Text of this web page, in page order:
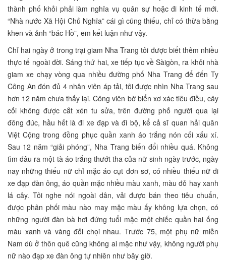
thành phố khỏi phải làm nghĩa vụ quân sự hoặc đi kinh tế mới.
“Nhà nước Xã Hội Chủ Nghĩa” cái gì cũng thiếu, chỉ có thừa bằng
khen và ảnh “bác Hồ”, em kết luận như vậy.
Chỉ hai ngày ở trong trại giam Nha Trang tôi được biết thêm nhiều
thực tế ngoài đời. Sáng thứ hai, xe tiếp tục về Sàigòn, ra khỏi nhà
giam xe chạy vòng qua nhiều đường phố Nha Trang để đến Ty
Công An đón đủ 4 nhân viên áp tải, tôi được nhìn Nha Trang sau
hơn 12 năm chưa thấy lại. Công viên bờ biển xơ xác tiêu điều, cây
cối không được cắt xén tu sửa, trên đường phố người qua lại
đông đúc, hầu hết là đi xe đạp và đi bộ, kể cả sĩ quan hải quân
Việt Cộng trong đồng phục quần xanh áo trắng nón cối xấu xí.
Sau 12 năm “giải phóng”, Nha Trang biến đổi nhiều quá. Không
tìm đâu ra một tà áo trắng thướt tha của nữ sinh ngày trước, ngày
nay những thiếu nữ chỉ mặc áo cụt đơn sơ, có nhiều thiếu nữ đi
xe đạp đàn ông, áo quần mặc nhiều màu xanh, màu đỏ hay xanh
lá cây. Tôi nghe nói ngoài dân, vải được bán theo tiêu chuẩn,
được phân phối màu nào may mặc màu ấy không lựa chọn, có
những người đàn bà hơi đứng tuổi mặc một chiếc quần hai ống
màu xanh và vàng đối chọi nhau. Trước 75, một phụ nữ miền
Nam dù ở thôn quê cũng không ai mặc như vậy, không người phụ
nữ nào đạp xe đàn ông tự nhiên như bây giờ.